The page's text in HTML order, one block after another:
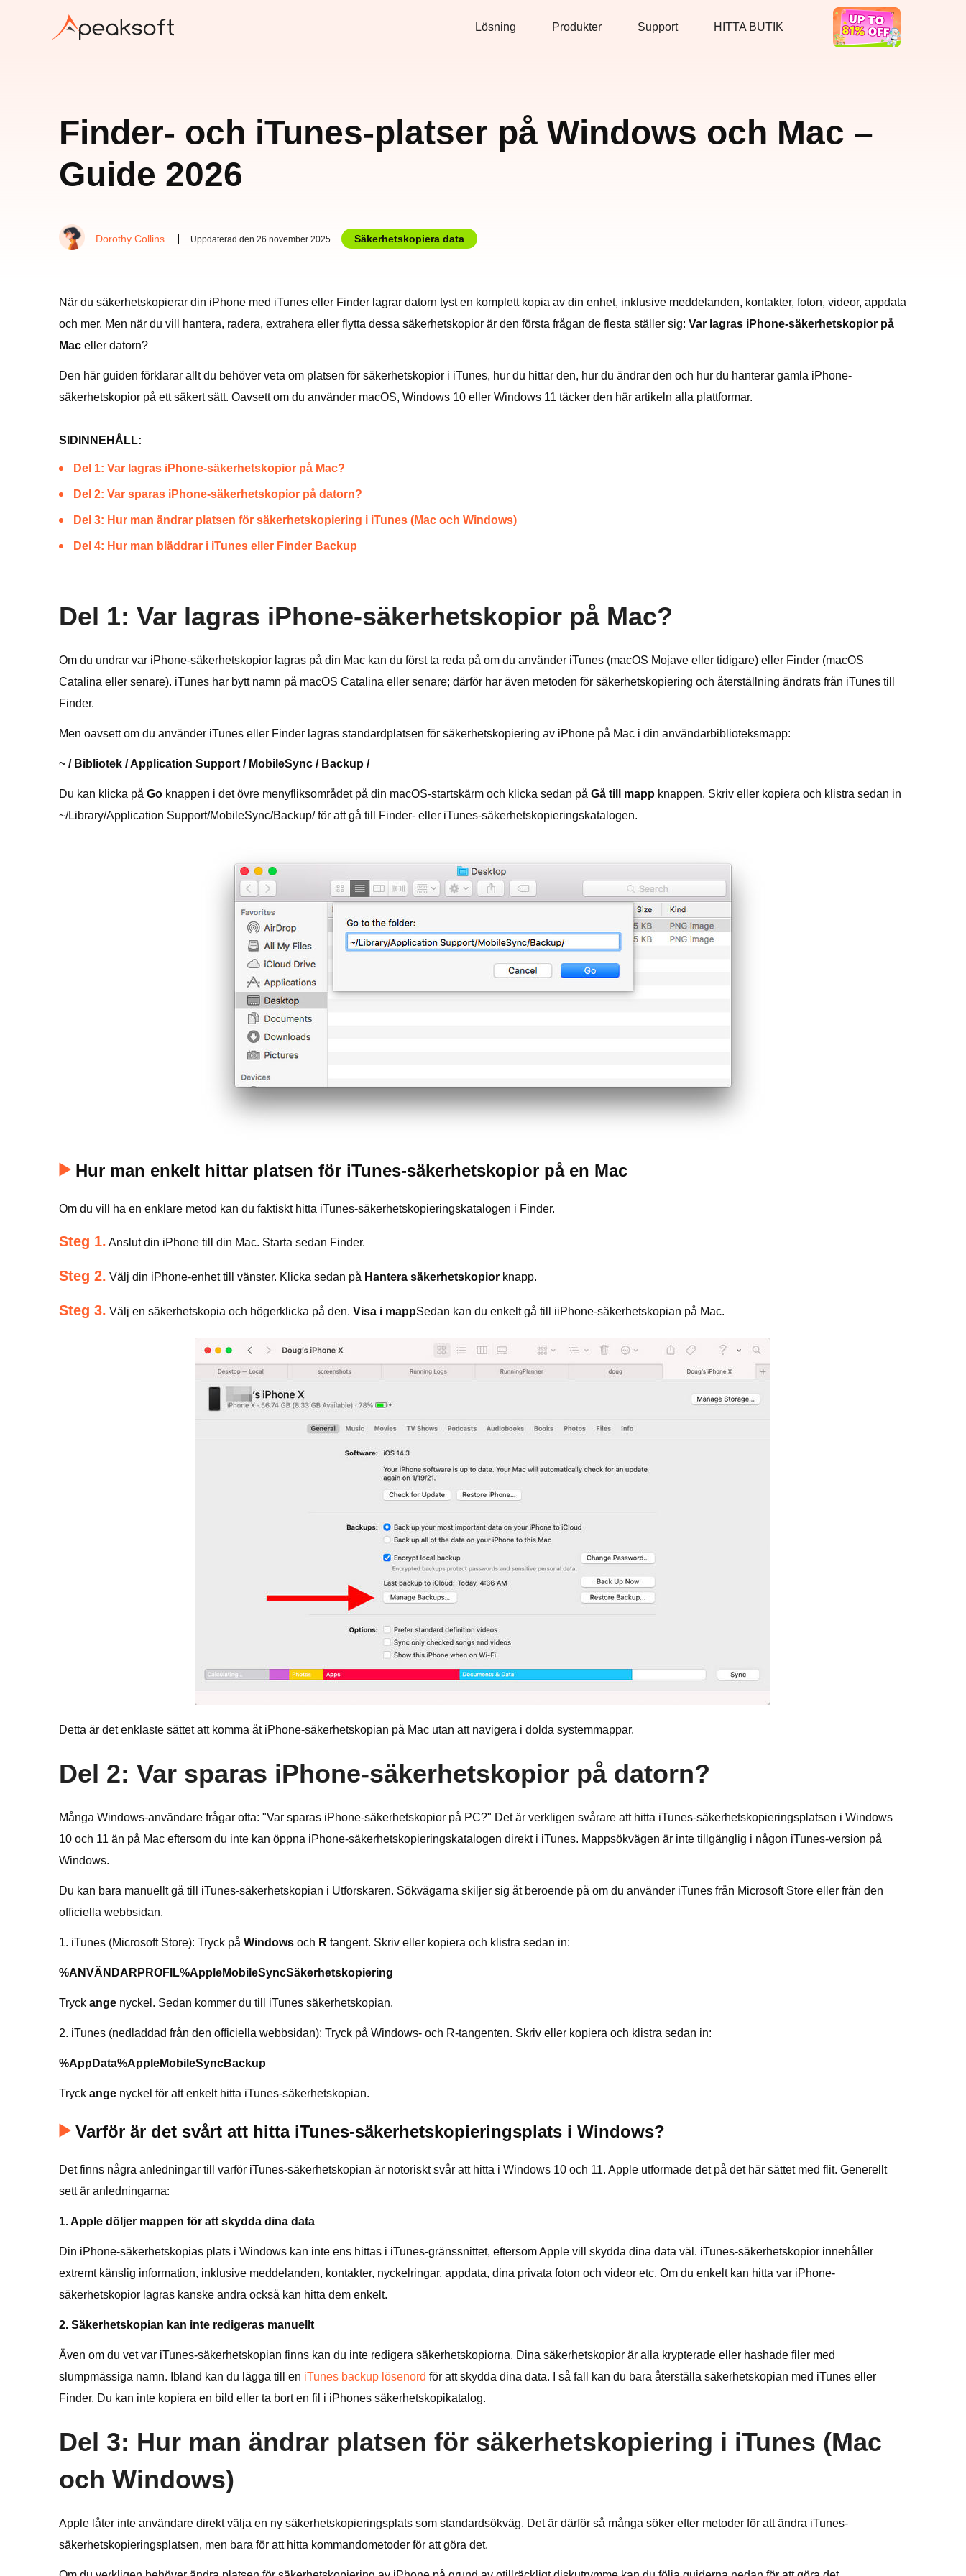
Lösning Produkter Support HITTA BUTIK
Hot Deal
Finder- och iTunes-platser på Windows och Mac –
Guide 2026
Dorothy Collins Uppdaterad den 26 november 2025 Säkerhetskopiera data
När du säkerhetskopierar din iPhone med iTunes eller Finder lagrar datorn tyst en komplett kopia av din enhet, inklusive meddelanden, kontakter, foton, videor, appdata
och mer. Men när du vill hantera, radera, extrahera eller flytta dessa säkerhetskopior är den första frågan de flesta ställer sig: Var lagras iPhone-säkerhetskopior på
Mac eller datorn?
Den här guiden förklarar allt du behöver veta om platsen för säkerhetskopior i iTunes, hur du hittar den, hur du ändrar den och hur du hanterar gamla iPhone-
säkerhetskopior på ett säkert sätt. Oavsett om du använder macOS, Windows 10 eller Windows 11 täcker den här artikeln alla plattformar.
SIDINNEHÅLL:
Del 1: Var lagras iPhone-säkerhetskopior på Mac?
Del 2: Var sparas iPhone-säkerhetskopior på datorn?
Del 3: Hur man ändrar platsen för säkerhetskopiering i iTunes (Mac och Windows)
Del 4: Hur man bläddrar i iTunes eller Finder Backup
Del 1: Var lagras iPhone-säkerhetskopior på Mac?
Om du undrar var iPhone-säkerhetskopior lagras på din Mac kan du först ta reda på om du använder iTunes (macOS Mojave eller tidigare) eller Finder (macOS
Catalina eller senare). iTunes har bytt namn på macOS Catalina eller senare; därför har även metoden för säkerhetskopiering och återställning ändrats från iTunes till
Finder.
Men oavsett om du använder iTunes eller Finder lagras standardplatsen för säkerhetskopiering av iPhone på Mac i din användarbiblioteksmapp:
~ / Bibliotek / Application Support / MobileSync / Backup /
Du kan klicka på Go knappen i det övre menyfliksområdet på din macOS-startskärm och klicka sedan på Gå till mapp knappen. Skriv eller kopiera och klistra sedan in
~/Library/Application Support/MobileSync/Backup/ för att gå till Finder- eller iTunes-säkerhetskopieringskatalogen.
Hur man enkelt hittar platsen för iTunes-säkerhetskopior på en Mac
Om du vill ha en enklare metod kan du faktiskt hitta iTunes-säkerhetskopieringskatalogen i Finder.
Steg 1. Anslut din iPhone till din Mac. Starta sedan Finder.
Steg 2. Välj din iPhone-enhet till vänster. Klicka sedan på Hantera säkerhetskopior knapp.
Steg 3. Välj en säkerhetskopia och högerklicka på den. Visa i mappSedan kan du enkelt gå till iiPhone-säkerhetskopian på Mac.
Detta är det enklaste sättet att komma åt iPhone-säkerhetskopian på Mac utan att navigera i dolda systemmappar.
Del 2: Var sparas iPhone-säkerhetskopior på datorn?
Många Windows-användare frågar ofta: "Var sparas iPhone-säkerhetskopior på PC?" Det är verkligen svårare att hitta iTunes-säkerhetskopieringsplatsen i Windows
10 och 11 än på Mac eftersom du inte kan öppna iPhone-säkerhetskopieringskatalogen direkt i iTunes. Mappsökvägen är inte tillgänglig i någon iTunes-version på
Windows.
Du kan bara manuellt gå till iTunes-säkerhetskopian i Utforskaren. Sökvägarna skiljer sig åt beroende på om du använder iTunes från Microsoft Store eller från den
officiella webbsidan.
1. iTunes (Microsoft Store): Tryck på Windows och R tangent. Skriv eller kopiera och klistra sedan in:
%ANVÄNDARPROFIL%AppleMobileSyncSäkerhetskopiering
Tryck ange nyckel. Sedan kommer du till iTunes säkerhetskopian.
2. iTunes (nedladdad från den officiella webbsidan): Tryck på Windows- och R-tangenten. Skriv eller kopiera och klistra sedan in:
%AppData%AppleMobileSyncBackup
Tryck ange nyckel för att enkelt hitta iTunes-säkerhetskopian.
Varför är det svårt att hitta iTunes-säkerhetskopieringsplats i Windows?
Det finns några anledningar till varför iTunes-säkerhetskopian är notoriskt svår att hitta i Windows 10 och 11. Apple utformade det på det här sättet med flit. Generellt
sett är anledningarna:
1. Apple döljer mappen för att skydda dina data
Din iPhone-säkerhetskopias plats i Windows kan inte ens hittas i iTunes-gränssnittet, eftersom Apple vill skydda dina data väl. iTunes-säkerhetskopior innehåller
extremt känslig information, inklusive meddelanden, kontakter, nyckelringar, appdata, dina privata foton och videor etc. Om du enkelt kan hitta var iPhone-
säkerhetskopior lagras kanske andra också kan hitta dem enkelt.
2. Säkerhetskopian kan inte redigeras manuellt
Även om du vet var iTunes-säkerhetskopian finns kan du inte redigera säkerhetskopiorna. Dina säkerhetskopior är alla krypterade eller hashade filer med
slumpmässiga namn. Ibland kan du lägga till en iTunes backup lösenord för att skydda dina data. I så fall kan du bara återställa säkerhetskopian med iTunes eller
Finder. Du kan inte kopiera en bild eller ta bort en fil i iPhones säkerhetskopikatalog.
Del 3: Hur man ändrar platsen för säkerhetskopiering i iTunes (Mac
och Windows)
Apple låter inte användare direkt välja en ny säkerhetskopieringsplats som standardsökväg. Det är därför så många söker efter metoder för att ändra iTunes-
säkerhetskopieringsplatsen, men bara för att hitta kommandometoder för att göra det.